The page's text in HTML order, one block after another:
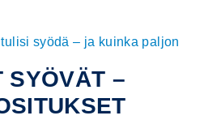
syödä – ja kuinka paljon
SYÖVÄT –